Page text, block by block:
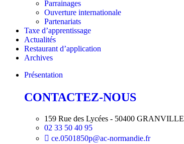
Parrainages
Ouverture internationale
Partenariats
Taxe d’apprentissage
Actualités
Restaurant d’application
Archives
Présentation
CONTACTEZ-NOUS
159 Rue des Lycées - 50400 GRANVILLE
02 33 50 40 95
ce.0501850p@ac-normandie.fr